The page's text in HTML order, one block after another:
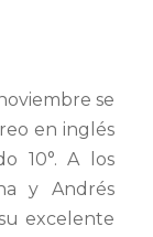
se
en inglés
10°. A los
y Andrés
excelente